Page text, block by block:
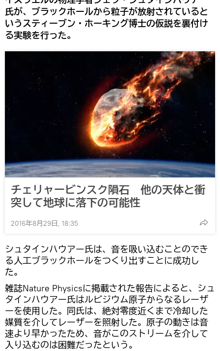
氏が、ブラックホールから粒子が放射されていると
いうスティーブン・ホーキング博士の仮説を裏付け
る実験を行った。
チェリャービンスク隕石 他の天体と衝
突して地球に落下の可能性
2016年8月29日, 18:35
シュタインハウアー氏は、音を吸い込むことのでき
る人工ブラックホールをつくり出すことに成功し
た。
雑誌Nature Physicsに掲載された報告によると、シュ
タインハウアー氏はルビジウム原子からなるレーザ
ーを使用した。同氏は、絶対零度近くまで冷却した
媒質を介してレーザーを照射した。原子の動きは音
速より早かったため、音がこのストリームを介して
入り込むのは困難だったという。